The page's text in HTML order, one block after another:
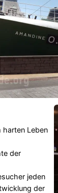
harten Leben
der
jeden
der